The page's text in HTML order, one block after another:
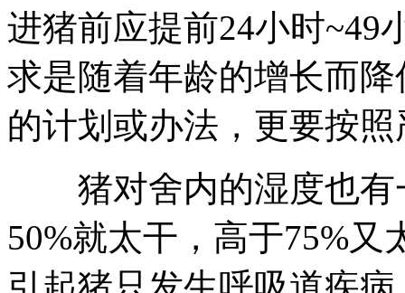
进猪前应提前24小时~49
求是随着年龄的增长而
的计划或办法，更要按
猪对舍内的湿度也有
50%就太干，高于75%